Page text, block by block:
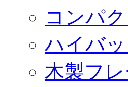
コンパ
ハイバ
木製フ